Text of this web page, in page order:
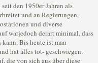
den 1950er Jahren als
und an Regierungen,
und diverse
warjedoch derart minimal, dass
Bis heute ist man
hat alles tot- geschwiegen.
die von sich aus über diese